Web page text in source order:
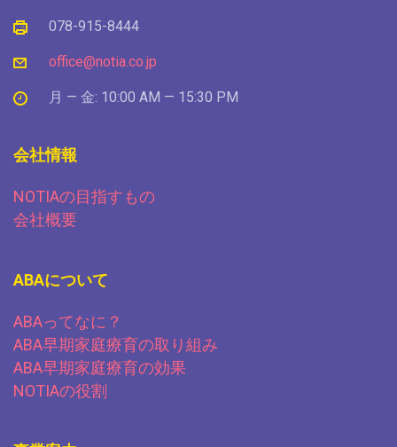
078-915-8444
office@notia.co.jp
月 — 金: 10:00 AM — 15:30 PM
会社情報
NOTIAの目指すもの
会社概要
ABAについて
ABAってなに？
ABA早期家庭療育の取り組み
ABA早期家庭療育の効果
NOTIAの役割